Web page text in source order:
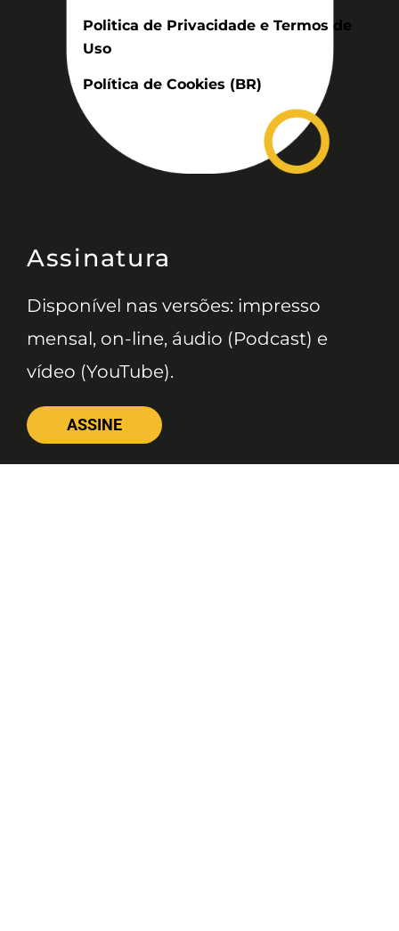
Politica de Privacidade e Termos de
Uso
Política de Cookies (BR)
Assinatura
Disponível nas versões: impresso
mensal, on-line, áudio (Podcast) e
vídeo (YouTube).
ASSINE